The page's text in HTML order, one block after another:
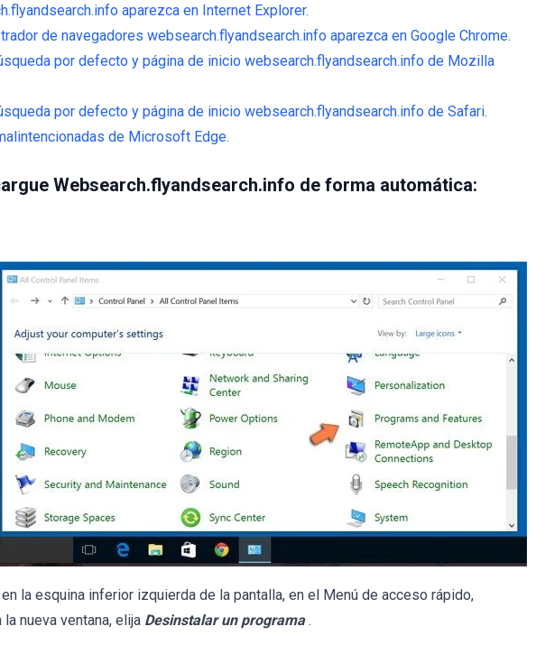
aparezca en Internet Explorer.
de navegadores websearch.flyandsearch.info aparezca en Google Chrome.
por defecto y página de inicio websearch.flyandsearch.info de Mozilla
por defecto y página de inicio websearch.flyandsearch.info de Safari.
de Microsoft Edge.
Websearch.flyandsearch.info de forma automática:
la esquina inferior izquierda de la pantalla, en el Menú de acceso rápido,
nueva ventana, elija Desinstalar un programa .